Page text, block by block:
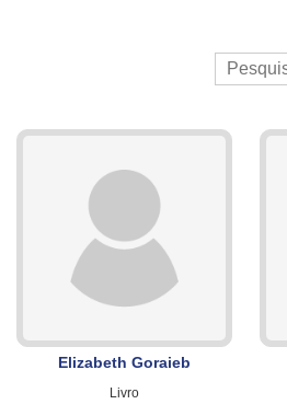
Elizabeth Goraieb
Livro